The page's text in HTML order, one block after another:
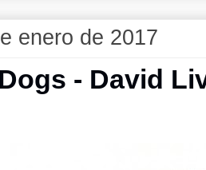
enero de 2017
- David